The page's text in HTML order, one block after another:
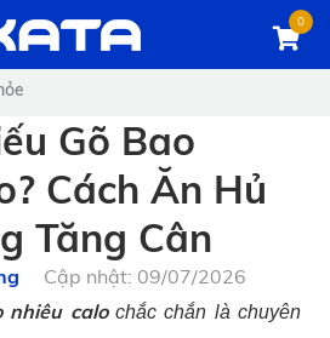
0
Gõ Bao
Cách Ăn Hủ
Tăng Cân
Cập nhật: 09/07/2026
nhiêu calochắc chắn là chuyên